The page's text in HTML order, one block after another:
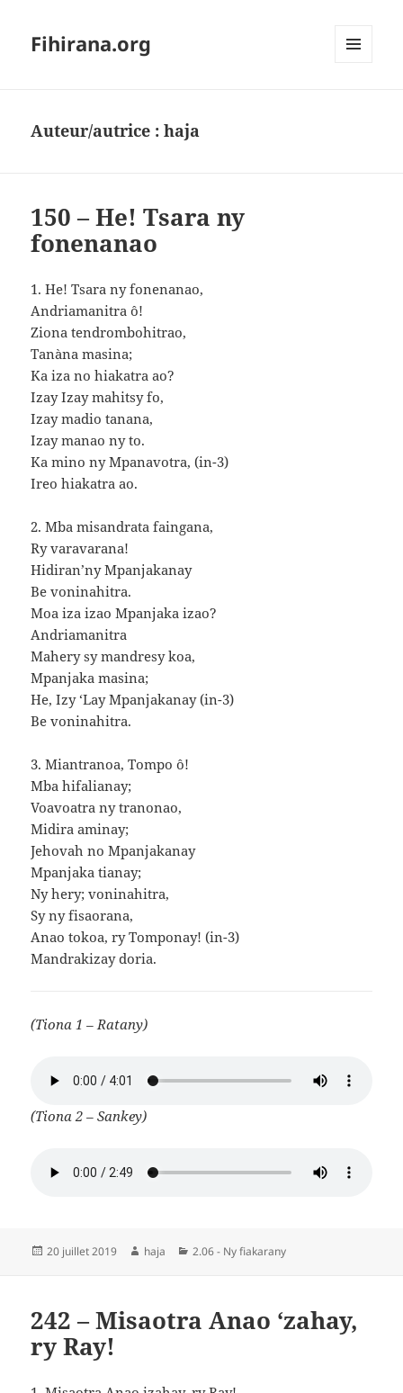
Fihirana.org
Auteur/autrice :haja
150 – He! Tsara ny
fonenanao
1. He! Tsara ny fonenanao,
Andriamanitra ô!
Ziona tendrombohitrao,
Tanàna masina;
Ka iza no hiakatra ao?
Izay Izay mahitsy fo,
Izay madio tanana,
Izay manao ny to.
Ka mino ny Mpanavotra, (in-3)
Ireo hiakatra ao.
2. Mba misandrata faingana,
Ry varavarana!
Hidiran’ny Mpanjakanay
Be voninahitra.
Moa iza izao Mpanjaka izao?
Andriamanitra
Mahery sy mandresy koa,
Mpanjaka masina;
He, Izy ‘Lay Mpanjakanay (in-3)
Be voninahitra.
3. Miantranoa, Tompo ô!
Mba hifalianay;
Voavoatra ny tranonao,
Midira aminay;
Jehovah no Mpanjakanay
Mpanjaka tianay;
Ny hery; voninahitra,
Sy ny fisaorana,
Anao tokoa, ry Tomponay! (in-3)
Mandrakizay doria.
(Tiona 1 – Ratany)
(Tiona 2 – Sankey)
Publié
20 juillet 2019 Auteur
haja Catégories
2.06 - Ny fiakarany
242 – Misaotra Anao ‘zahay,
ry Ray!